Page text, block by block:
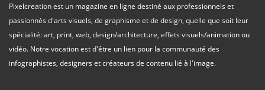
Pixelcreation est un magazine en ligne destiné aux professionnels et
passionnés d'arts visuels, de graphisme et de design, quelle que soit leur
spécialité: art, print, web, design/architecture, effets visuels/animation ou
vidéo. Notre vocation est d'être un lien pour la communauté des
infographistes, designers et créateurs de contenu lié à l'image.